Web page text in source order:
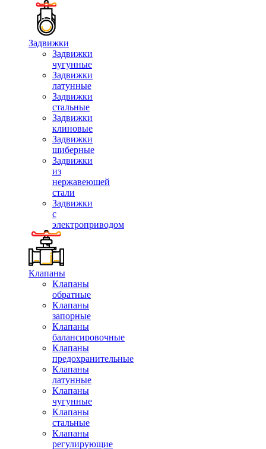
Задвижки
Задвижки
чугунные
Задвижки
латунные
Задвижки
стальные
Задвижки
клиновые
Задвижки
шиберные
Задвижки
из
нержавеющей
стали
Задвижки
с
электроприводом
Клапаны
Клапаны
обратные
Клапаны
запорные
Клапаны
балансировочные
Клапаны
предохранительные
Клапаны
латунные
Клапаны
чугунные
Клапаны
стальные
Клапаны
регулирующие